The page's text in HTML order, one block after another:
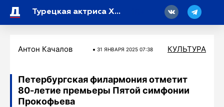
Турецкая актриса Ханде Эрчел заинтересовалась российским кинематографом
Антон Качалов 31 ЯНВАРЯ 2025 07:38 КУЛЬТУРА
Петербургская филармония отметит
80-летие премьеры Пятой симфонии
Прокофьева